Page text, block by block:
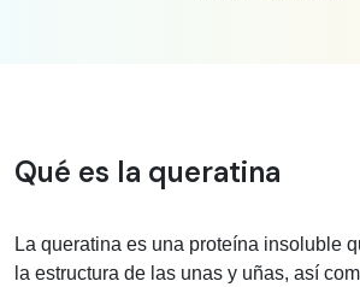
Información médica
Qué es la queratina
La queratina es una proteína insoluble
la estructura de las unas y uñas, así